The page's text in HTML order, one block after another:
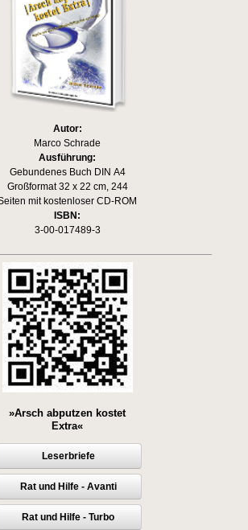
Autor:
Marco Schrade
Ausführung:
Gebundenes Buch DIN A4
Großformat 32 x 22 cm, 244
mit kostenloser CD-ROM
ISBN:
3-00-017489-3
»Arsch abputzen kostet
Extra«
Leserbriefe
Rat und Hilfe - Avanti
Rat und Hilfe - Turbo